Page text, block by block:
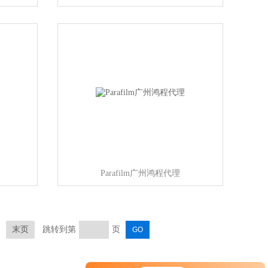
Parafilm广州鸿程代理
末页 跳转到第 页